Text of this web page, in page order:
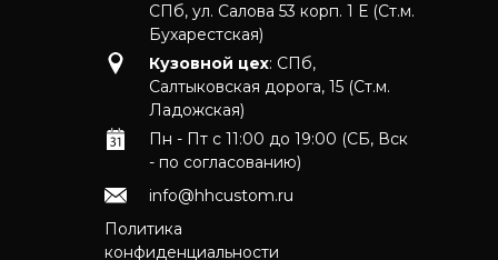
Пн - Пт с 11:00 до 19:00 (СБ, Вск
- по согласованию)
info@hhcustom.ru
СПб, ул. Салова 53 корп. 1 Е (Ст.м.
Бухарестская)
Кузовной цех: СПб,
Салтыковская дорога, 15 (Ст.м.
Ладожская)
Политика
конфиденциальности